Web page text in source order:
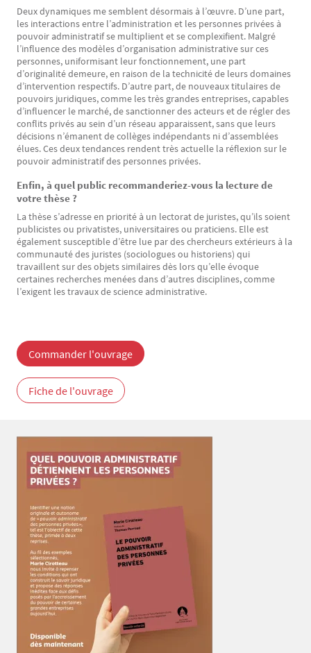
Deux dynamiques me semblent désormais à l’œuvre. D’une part,
les interactions entre l’administration et les personnes privées à
pouvoir administratif se multiplient et se complexifient. Malgré
l’influence des modèles d’organisation administrative sur ces
personnes, uniformisant leur fonctionnement, une part
d’originalité demeure, en raison de la technicité de leurs domaines
d’intervention respectifs. D’autre part, de nouveaux titulaires de
pouvoirs juridiques, comme les très grandes entreprises, capables
d’influencer le marché, de sanctionner des acteurs et de régler des
conflits privés au sein d’un réseau apparaissent, sans que leurs
décisions n’émanent de collèges indépendants ni d’assemblées
élues. Ces deux tendances rendent très actuelle la réflexion sur le
pouvoir administratif des personnes privées.
Enfin, à quel public recommanderiez-vous la lecture de
votre thèse ?
La thèse s’adresse en priorité à un lectorat de juristes, qu’ils soient
publicistes ou privatistes, universitaires ou praticiens. Elle est
également susceptible d’être lue par des chercheurs extérieurs à la
communauté des juristes (sociologues ou historiens) qui
travaillent sur des objets similaires dès lors qu’elle évoque
certaines recherches menées dans d’autres disciplines, comme
l’exigent les travaux de science administrative.
Commander l'ouvrage
Fiche de l'ouvrage